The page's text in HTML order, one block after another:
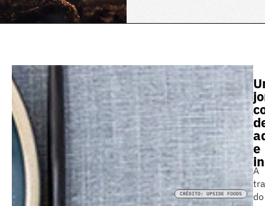
CRÉDITO: UPSIDE FOODS
e
A
do